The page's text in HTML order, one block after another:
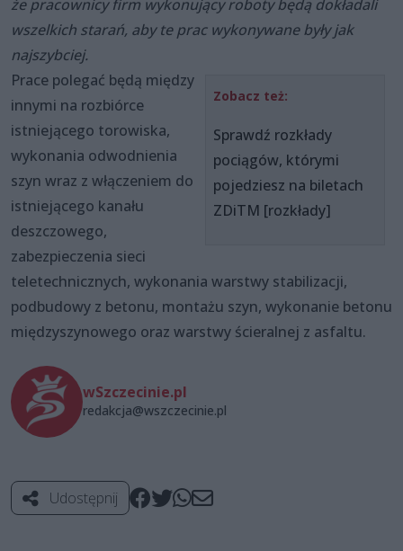
że pracownicy firm wykonujący roboty będą dokładali
wszelkich starań, aby te prac wykonywane były jak
najszybciej.
Zobacz też:
Sprawdź rozkłady
pociągów, którymi
pojedziesz na biletach
ZDiTM [rozkłady]
Prace polegać będą między
innymi na rozbiórce
istniejącego torowiska,
wykonania odwodnienia
szyn wraz z włączeniem do
istniejącego kanału
deszczowego,
zabezpieczenia sieci
teletechnicznych, wykonania warstwy stabilizacji,
podbudowy z betonu, montażu szyn, wykonanie betonu
międzyszynowego oraz warstwy ścieralnej z asfaltu.
wSzczecinie.pl
redakcja@wszczecinie.pl
Udostępnij